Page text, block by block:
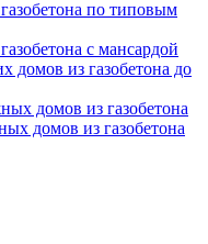
по типовым
с мансардой
домов из газобетона до
домов из газобетона
домов из газобетона